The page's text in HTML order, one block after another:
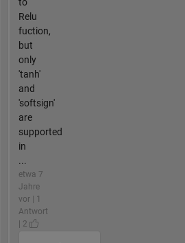
to
Relu
fuction,
but
only
'tanh'
and
'softsign'
are
supported
in
...
etwa 7
Jahre
vor | 1
Antwort
| 2